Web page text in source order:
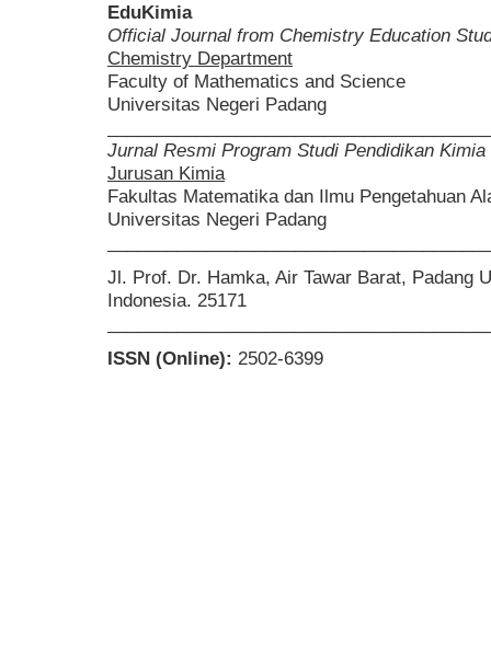
EduKimia
Official Journal from Chemistry Education
Chemistry Department
Faculty of Mathematics and Science
Universitas Negeri Padang
Jurnal Resmi Program Studi Pendidikan Kimia
Jurusan Kimia
Fakultas Matematika dan Ilmu Pengetahuan
Universitas Negeri Padang
Jl. Prof. Dr. Hamka, Air Tawar Barat, Padang
Indonesia. 25171
ISSN (Online): 2502-6399